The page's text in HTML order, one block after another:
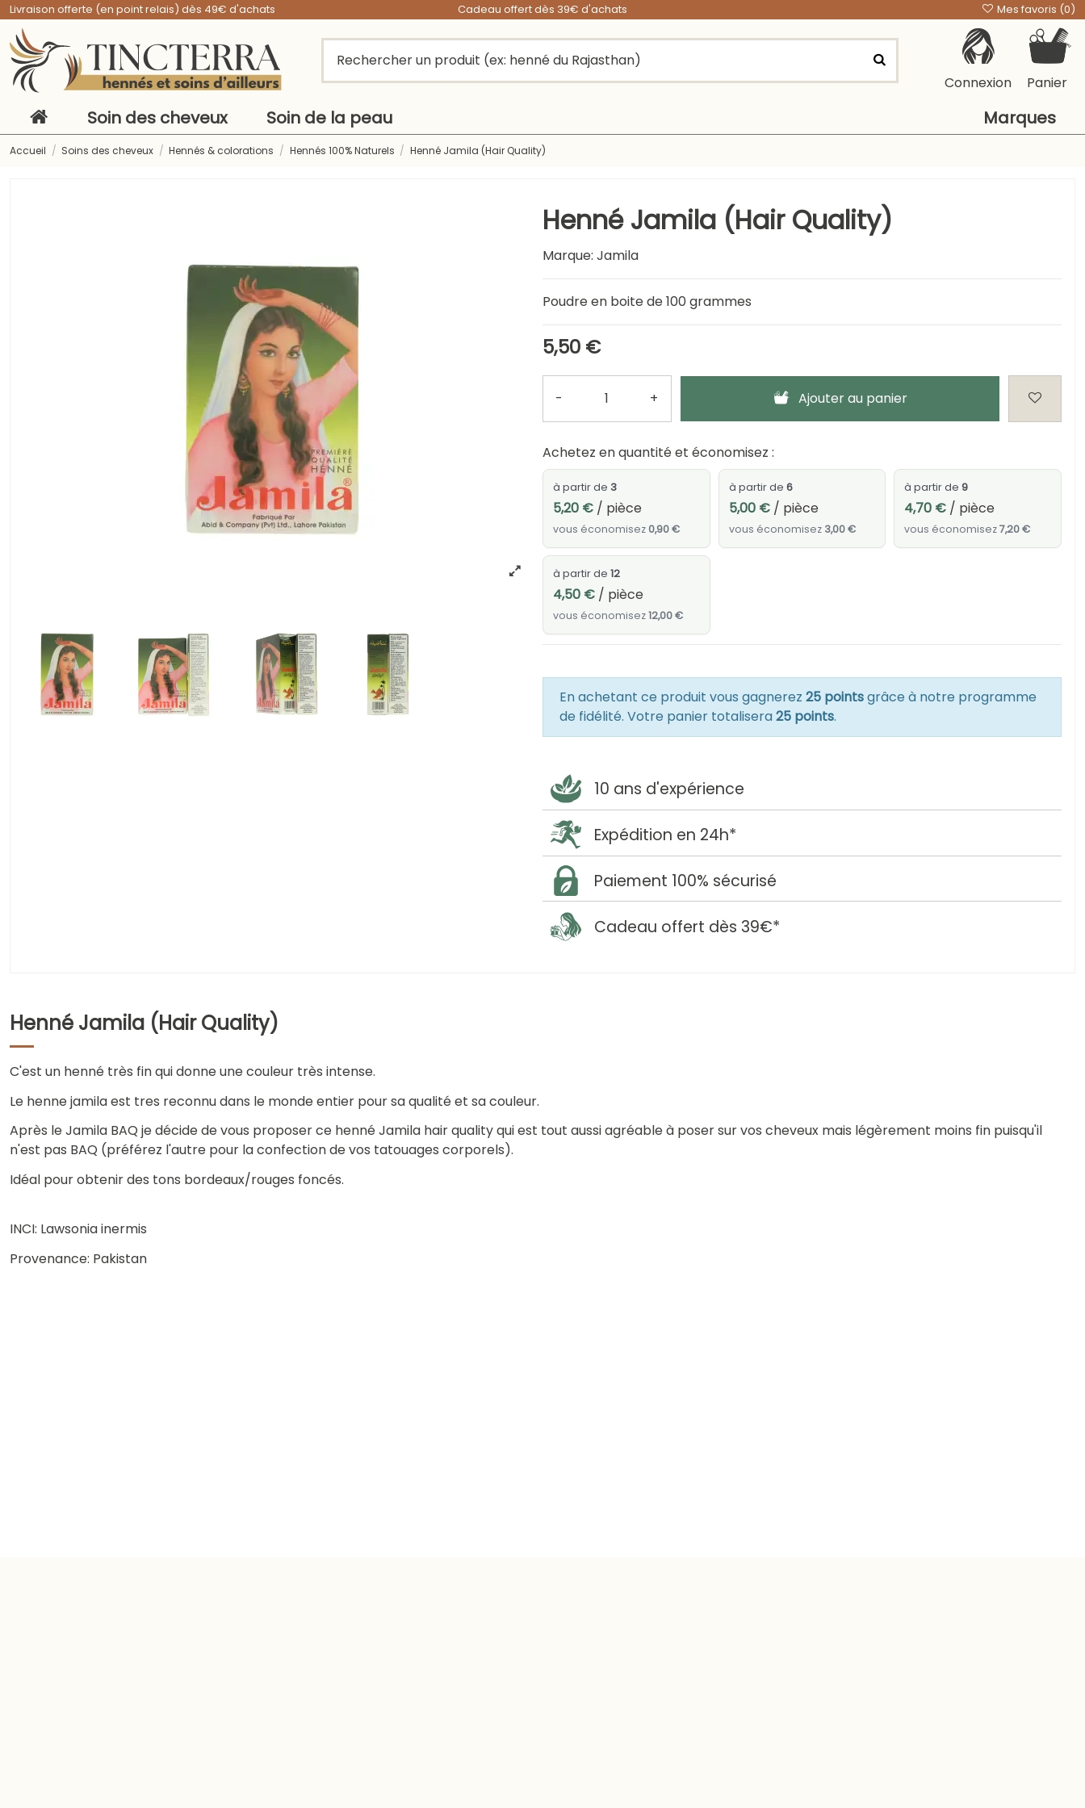
Livraison offerte (en point relais) dès 49€ d'achats Cadeau offert dès 39€ d'achats Mes favoris (0)
Connexion Panier
Soin des cheveux Soin de la peau Marques
Accueil Soins des cheveux Hennés & colorations Hennés 100% Naturels Henné Jamila (Hair Quality)
Henné Jamila (Hair Quality)
Marque: Jamila
Poudre en boite de 100 grammes
5,50 €
Quantité
- + Ajouter au panier
Achetez en quantité et économisez :
à partir de 3
5,20 € / pièce
vous économisez 0,90 €
à partir de 6
5,00 €/ pièce
vous économisez 3,00 €
à partir de9
4,70 € / pièce
vous économisez7,20 €
à partir de 12
4,50 € / pièce
vous économisez12,00 €
En achetant ce produit vous gagnerez 25 pointsgrâce à notre programme
de fidélité. Votre panier totalisera25 points.
10 ans d'expérience
Expédition en 24h*
Paiement 100% sécurisé
Cadeau offert dès 39€*
Henné Jamila (Hair Quality)
C'est un henné très fin qui donne une couleur très intense.
Le henne jamila est tres reconnu dans le monde entier pour sa qualité et sa couleur.
Après le Jamila BAQ je décide de vous proposer ce henné Jamila hair quality qui est tout aussi agréable à poser sur vos cheveux mais légèrement moins fin puisqu'il
n'est pas BAQ (préférez l'autre pour la confection de vos tatouages corporels).
Idéal pour obtenir des tons bordeaux/rouges foncés.
INCI: Lawsonia inermis
Provenance: Pakistan